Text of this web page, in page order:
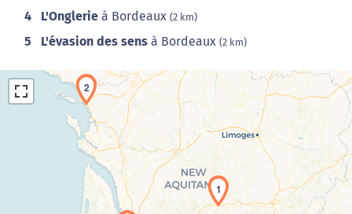
4 L'Onglerie à Bordeaux (2 km)
5 L'évasion des sens à Bordeaux (2 km)
Chargement de la carte en cours...
1
2